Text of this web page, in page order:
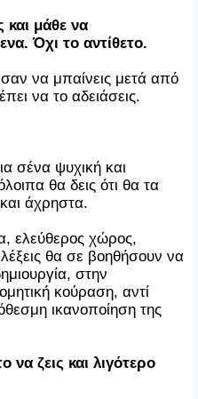
μάθε να
Όχι το αντίθετο.
να μπαίνεις μετά από
να το αδειάσεις.
σένα ψυχική και
θα δεις ότι θα τα
άχρηστα.
ελεύθερος χώρος,
θα σε βοηθήσουν να
στην
κούραση, αντί
ικανοποίηση της
ζεις και λιγότερο